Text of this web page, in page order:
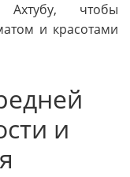
чтобы
и красотами
и